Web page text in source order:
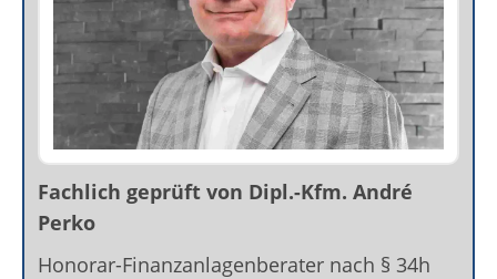
Fachlich geprüft von Dipl.-Kfm. André
Perko
Honorar-Finanzanlagenberater nach § 34h